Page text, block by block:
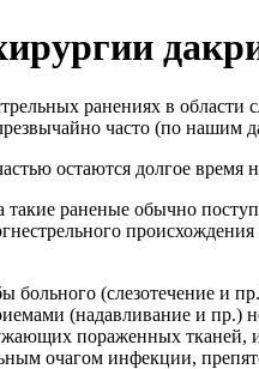
ранениях в области
часто (по
остаются долгое время
раненые обычно
больного (слезотечение и
(надавливание и пр.)
пораженных тканей,
очагом инфекции,